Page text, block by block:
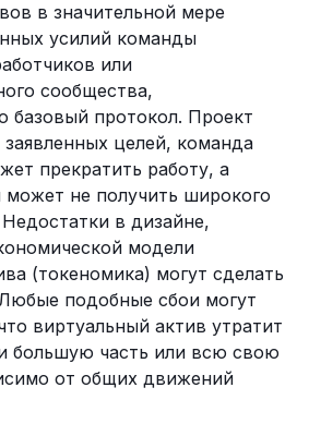
в значительной мере
усилий команды
или
сообщества,
протокол. Проект
целей, команда
прекратить работу, а
может не получить широкого
в дизайне,
модели
(токеномика) могут сделать
подобные сбои могут
виртуальный актив утратит
большую часть или всю свою
от общих движений